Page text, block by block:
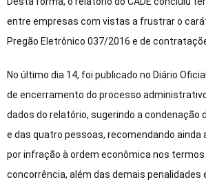
entre empresas com vistas a frustrar o
Pregão Eletrônico 037/2016 e de
No último dia 14, foi publicado no Diário
de encerramento do processo
dados do relatório, sugerindo a condenação
e das quatro pessoas, recomendando ainda
por infração à ordem econômica nos termos
concorrência, além das demais penalidades